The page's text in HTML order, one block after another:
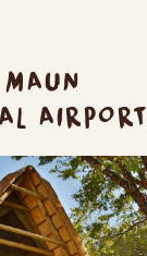
AIRPORT